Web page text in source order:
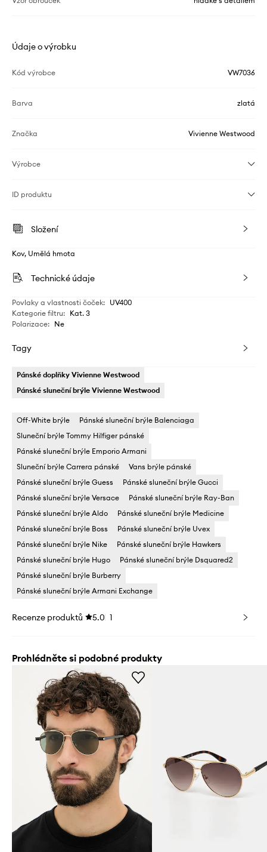
Údaje o výrobku
Kód výrobce VW7036
Barva zlatá
Značka Vivienne Westwood
Výrobce
ID produktu
Složení
Kov, Umělá hmota
Technické údaje
Povlaky a vlastnosti čoček: UV400
Kategorie filtru: Kat. 3
Polarizace: Ne
Tagy
Pánské doplňky Vivienne Westwood
Pánské sluneční brýle Vivienne Westwood
Off-White brýle
Pánské sluneční brýle Balenciaga
Sluneční brýle Tommy Hilfiger pánské
Pánské sluneční brýle Emporio Armani
Sluneční brýle Carrera pánské
Vans brýle pánské
Pánské sluneční brýle Guess
Pánské sluneční brýle Gucci
Pánské sluneční brýle Versace
Pánské sluneční brýle Ray-Ban
Pánské sluneční brýle Aldo
Pánské sluneční brýle Medicine
Pánské sluneční brýle Boss
Pánské sluneční brýle Uvex
Pánské sluneční brýle Nike
Pánské sluneční brýle Hawkers
Pánské sluneční brýle Hugo
Pánské sluneční brýle Dsquared2
Pánské sluneční brýle Burberry
Pánské sluneční brýle Armani Exchange
Recenze produktů 5.0 1
Prohlédněte si podobné produkty